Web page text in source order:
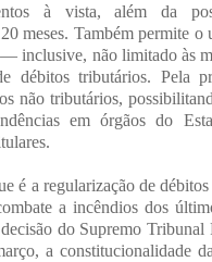
à vista, além da
meses. Também permite o
inclusive, não limitado às
débitos tributários. Pela
não tributários,
em órgãos do
é a regularização de
a incêndios dos
do Supremo
a constitucionalidade